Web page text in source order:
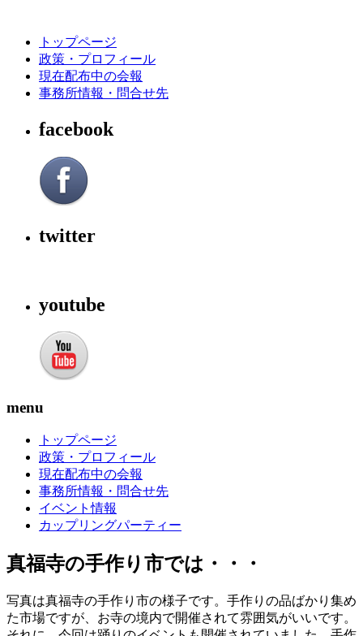
トップページ
政策・プロフィール
現在配布中の会報
事務所情報・問合せ先
facebook
twitter
youtube
menu
トップページ
政策・プロフィール
現在配布中の会報
事務所情報・問合せ先
イベント情報
カップリングパーティー
真福寺の手作り市では・・・
写真は真福寺の手作り市の様子です。手作りの品ばかり集め
た市場ですが、お寺の境内で開催されて雰囲気がいいです。